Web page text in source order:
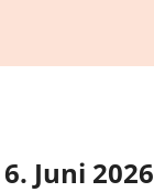
6. Juni 2026